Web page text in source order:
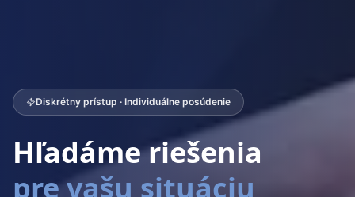
Diskrétny prístup · Individuálne posúdenie
Hľadáme riešenia
pre vašu situáciu